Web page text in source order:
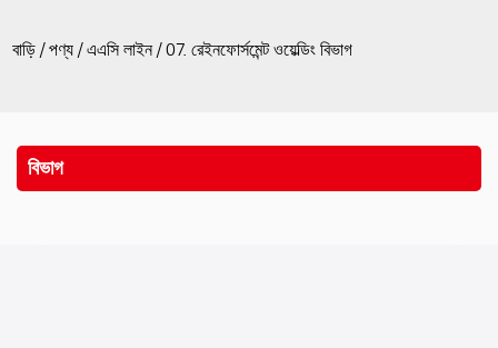
বাড়ি /পণ্য /এএসি লাইন/07. রেইনফোর্সমেন্ট ওয়েল্ডিং বিভাগ
বিভাগ